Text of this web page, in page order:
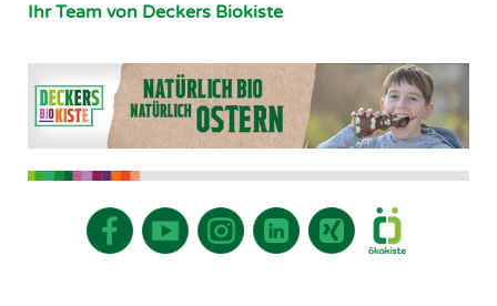
Ihr Team von Deckers Biokiste